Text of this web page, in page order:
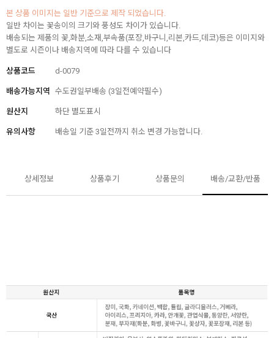
본 상품 이미지는 일반 기준으로 제작 되었습니다.
일반 차이는 꽃송이의 크기와 풍성도 차이가 있습니다.
배송되는 제품의 꽃,화분,소재,부속품(포장,바구니,리본,카드,데코)등은 이미지와
별도로 시즌이나 배송지역에 따라 다를 수 있습니다
상품코드 d-0079
배송가능지역 수도권일부배송 (3일전예약필수)
원산지 하단 별도표시
유의사항 배송일 기준 3일전까지 취소 변경 가능합니다.
상세정보 상품후기 상품문의 배송/교환/반품